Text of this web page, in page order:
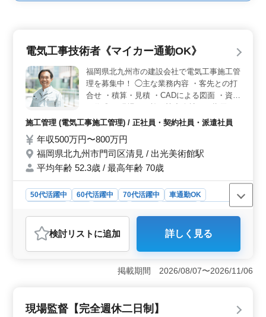
電気工事技術者《マイカー通勤OK》
福岡県北九州市の建設会社で電気工事施工管
理を募集中！ ◯主な業務内容 ・客先との打
合せ ・積算・見積 ・CADによる図面 ・資料
の作成 ・現場での施工協力会社への指示 ・
現場作業 北九州市内及び近郊の工場、商業
います。 ＊マイカー通勤OK（無料駐車場あ
り） ＊福利厚生完備 現在50歳以上のベテラ
ンも活躍している企業です。 今までの経験
施工管理 (電気工事施工管理) / 正社員・契約社員・派遣社員
年収500万円〜800万円
福岡県北九州市門司区清見 / 出光美術館駅
平均年齢 52.3歳 / 最高年齢 70歳
50代活躍中 60代活躍中 70代活躍中
車通勤OK
派遣社員
おすすめポイント
＜経験を活かした即戦力として活躍できる＞ この求人
は、電気工事施工管理の経験を持つ方が、培ってきたス
キルを活かし、即戦力として活躍できる環境です。打ち
多く活躍している点も魅力です。 ＜通勤しやすい条
検討リスト に追加 詳しく見る
掲載期間 2026/08/07〜2026/11/06
現場監督【完全週休二日制】